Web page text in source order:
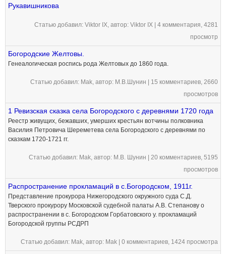
Рукавишникова
Статью добавил: Viktor IX, автор: Viktor IX | 4 комментария, 4281
просмотр
Богородские Желтовы.
Генеалогическая роспись рода Желтовых до 1860 года.
Статью добавил: Mak, автор: М.В.Шунин | 15 комментариев, 2660
просмотров
1 Ревизская сказка села Богородского с деревнями 1720 года
Реестр живущих, бежавших, умерших крестьян вотчины полковника
Василия Петровича Шереметева села Богородского с деревнями по
сказкам 1720-1721 гг.
Статью добавил: Mak, автор: М.В. Шунин | 20 комментариев, 5195
просмотров
Распространение прокламаций в с.Богородском, 1911г.
Представление прокурора Нижегородского окружного суда С.Д.
Тверского прокурору Московской судебной палаты А.В. Степанову о
распространении в с. Богородском Горбатовского у. прокламаций
Богородской группы РСДРП
Статью добавил: Mak, автор: Mak | 0 комментариев, 1424 просмотра